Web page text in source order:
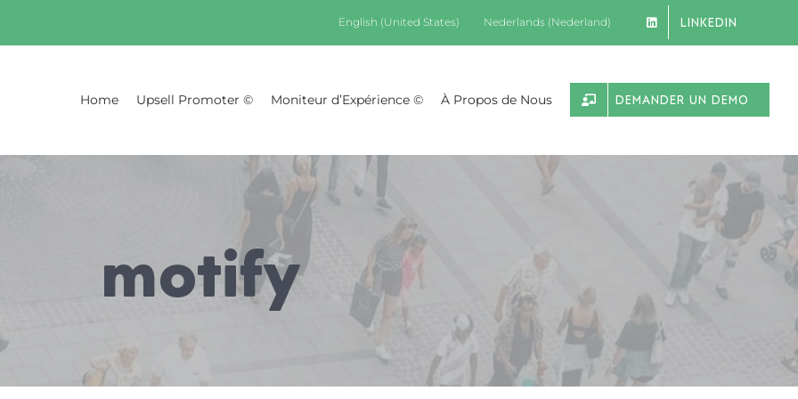
English (United States) Nederlands (Nederland) LINKEDIN
Home Upsell Promoter © Moniteur d’Expérience © À Propos de Nous DEMANDER UN DEMO
motify